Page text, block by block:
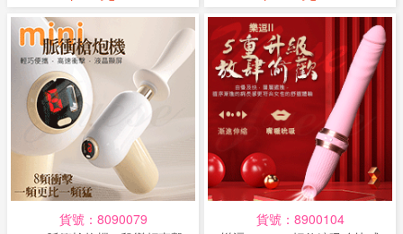
發
說
明
貨號：8090079
貨號：8900104